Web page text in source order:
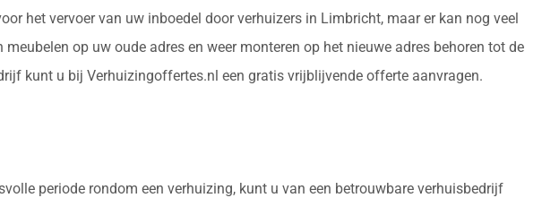
het vervoer van uw inboedel door verhuizers in Limbricht, maar er kan nog veel
op uw oude adres en weer monteren op het nieuwe adres behoren tot de
kunt u bij Verhuizingoffertes.nl een gratis vrijblijvende offerte aanvragen.
periode rondom een verhuizing, kunt u van een betrouwbare verhuisbedrijf